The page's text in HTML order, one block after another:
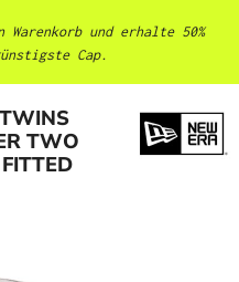
und erhalte 50%
Cap.
TWO